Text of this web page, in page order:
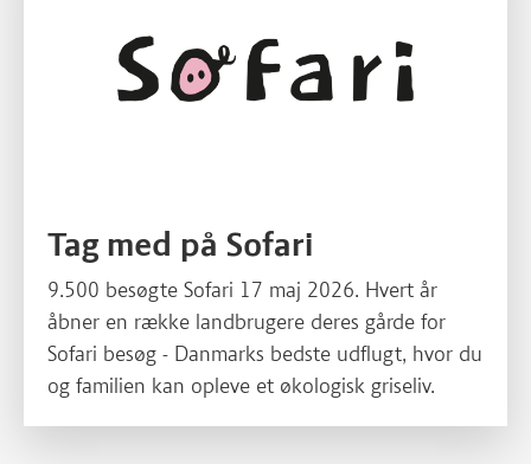
Tag med på Sofari
9.500 besøgte Sofari 17 maj 2026. Hvert år
åbner en række landbrugere deres gårde for
Sofari besøg - Danmarks bedste udflugt, hvor du
og familien kan opleve et økologisk griseliv.